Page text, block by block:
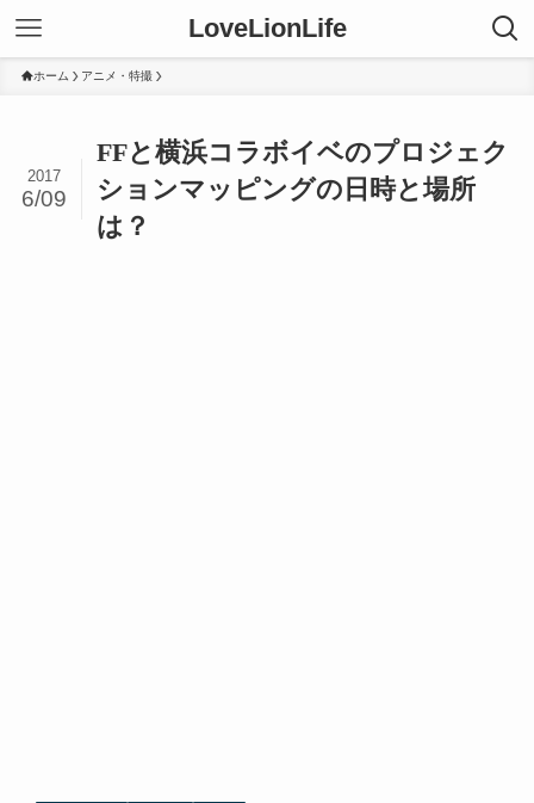
LoveLionLife
ホーム アニメ・特撮
FFと横浜コラボイベのプロジェク
ションマッピングの日時と場所
は？
2017
6/09